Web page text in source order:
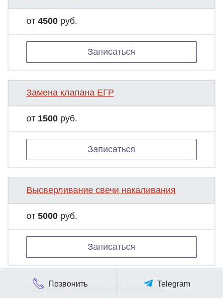
от 4500 руб.
Записаться
Замена клапана ЕГР
от 1500 руб.
Записаться
Высверливание свечи накаливания
от 5000 руб.
Записаться
Настройка дросельной заслонки
Позвонить Telegram